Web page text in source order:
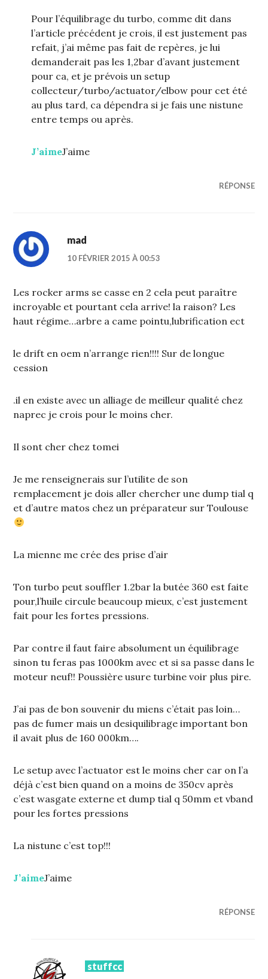
Pour l’équilibrage du turbo, comme dit dans
l’article précédent je crois, il est justement pas
refait, j’ai même pas fait de repères, je lui
demanderait pas les 1,2bar d’avant justement
pour ca, et je prévois un setup
collecteur/turbo/actuator/elbow pour cet été
au plus tard, ca dépendra si je fais une nistune
entre temps ou après.
J’aimeJ’aime
RÉPONSE
mad
10 FÉVRIER 2015 À 00:53
Les rocker arms se casse en 2 cela peut paraître
incroyable et pourtant cela arrive! la raison? Les
haut régime…arbre a came pointu,lubrification ect
le drift en oem n’arrange rien!!!! Sur de longue
cession
.il en existe avec un alliage de meilleur qualité chez
naprec je crois pour le moins cher.
Il sont cher chez tomei
Je me renseignerais sur l’utilite de son
remplacement je dois aller chercher une dump tial q
et d’autre matos chez un préparateur sur Toulouse
La mienne me crée des prise d’air
Ton turbo peut souffler 1.2bar la butée 360 est faite
pour,l’huile circule beaucoup mieux, c’est justement
fait pour les fortes pressions.
Par contre il faut faire absolument un équilibrage
sinon tu feras pas 1000km avec et si sa passe dans le
moteur neuf!! Poussière usure turbine voir plus pire.
J’ai pas de bon souvenir du miens c’était pas loin…
pas de fumer mais un desiquilibrage important bon
il avait plus de 160 000km….
Le setup avec l’actuator est le moins cher car on l’a
déjà c’est bien quand on a moins de 350cv après
c’est wasgate externe et dump tial q 50mm et vband
pour les fortes pressions
La nistune c’est top!!!
J’aimeJ’aime
RÉPONSE
stuffcc